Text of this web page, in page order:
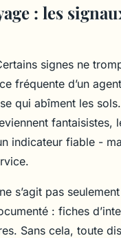
: les
signes ne
fréquente d’un
qui abîment les
fantaisistes,
indicateur fiable -
s’agit pas
: fiches
Sans cela, toute